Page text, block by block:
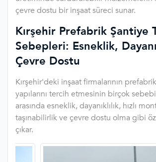
çevre dostu bir inşaat süreci sunar.
Kırşehir Prefabrik Şantiye
Sebepleri: Esneklik,
Çevre Dostu
Kırşehir'deki inşaat firmalarının
yapılarını tercih etmesinin birçok
arasında esneklik, dayanıklılık, hızlı
taşınabilirlik ve çevre dostu olma gibi
çıkar.